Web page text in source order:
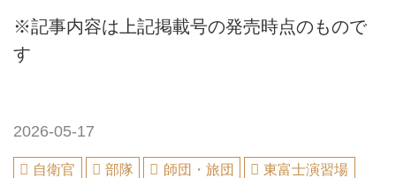
※記事内容は上記掲載号の発売時点のもので
す
2026-05-17
自衛官 部隊 師団・旅団
東富士演習場